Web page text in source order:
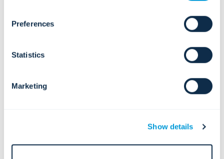
Preferences
Statistics
Marketing
Show details
บริการที่ชัดเจนและพร้อมใช้งานสำหรับ
องค์กร
ซึ่งครอบคลุมถึงการออกแบบ
การนำไปใช้ และการเพิ่มประสิทธิภาพ